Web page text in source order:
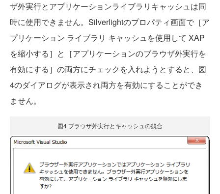
ザ外実行とアプリケーションライブラリキャッシュは同
時に使用できません。Silverlightのプロパティ画面で［ア
プリケーション ライブラリ キャッシュを使用して XAP
を縮小する］と［アプリケーションのブラウザ外実行を
有効にする］の両方にチェックを入れようとすると、図
4のダイアログが表示され両方を有効にすることができ
ません。
図4 ブラウザ外実行とキャッシュの競合